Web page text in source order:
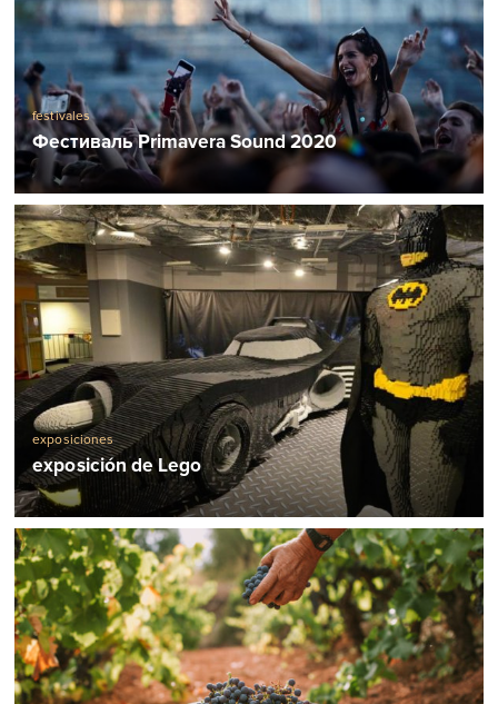
festivales
Фестиваль Primavera Sound 2020
exposiciones
exposición de Lego